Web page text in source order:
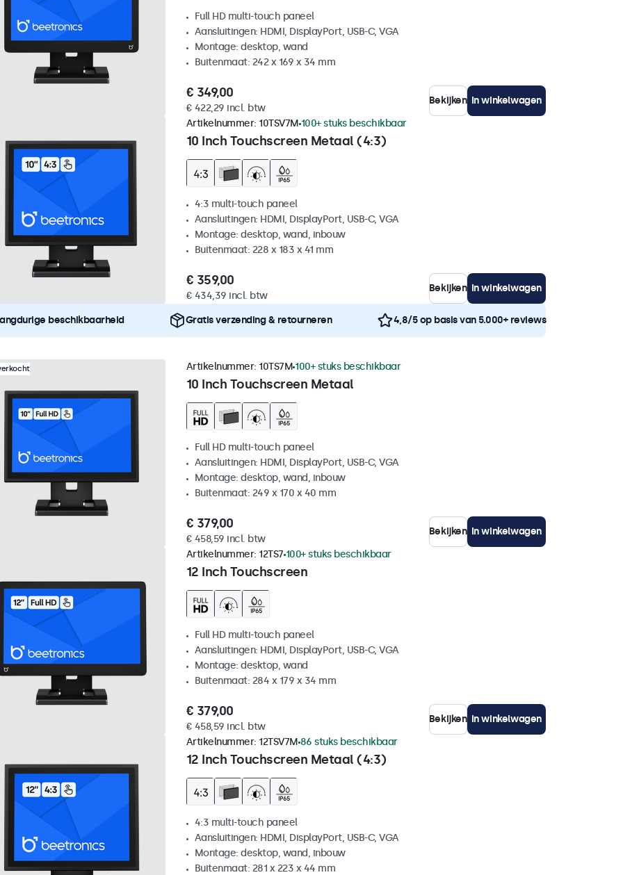
Full HD multi-touch paneel
Aansluitingen: HDMI, DisplayPort, USB-C, VGA
Montage: desktop, wand
Buitenmaat: 242 x 169 x 34 mm
€ 349,00
€ 422,29 incl. btw
Bekijken In winkelwagen
10 Inch Touchscreen Metaal (4:3)
Artikelnummer: 10TSV7M 100+ stuks beschikbaar
4:3 multi-touch paneel
Aansluitingen: HDMI, DisplayPort, USB-C, VGA
Montage: desktop, wand, inbouw
Buitenmaat: 228 x 183 x 41 mm
€ 359,00
€ 434,39 incl. btw
Bekijken In winkelwagen
beschikbaarheid Gratis verzending & retourneren 4,8/5 op basis van 5.000+ reviews
10 Inch Touchscreen Metaal
Artikelnummer: 10TS7M 100+ stuks beschikbaar
Full HD multi-touch paneel
Aansluitingen: HDMI, DisplayPort, USB-C, VGA
Montage: desktop, wand, inbouw
Buitenmaat: 249 x 170 x 40 mm
€ 379,00
€ 458,59 incl. btw
Bekijken In winkelwagen
12 Inch Touchscreen
Artikelnummer: 12TS7 100+ stuks beschikbaar
Full HD multi-touch paneel
Aansluitingen: HDMI, DisplayPort, USB-C, VGA
Montage: desktop, wand
Buitenmaat: 284 x 179 x 34 mm
€ 379,00
€ 458,59 incl. btw
Bekijken In winkelwagen
12 Inch Touchscreen Metaal (4:3)
Artikelnummer: 12TSV7M 86 stuks beschikbaar
4:3 multi-touch paneel
Aansluitingen: HDMI, DisplayPort, USB-C, VGA
Montage: desktop, wand, inbouw
Buitenmaat: 281 x 223 x 44 mm